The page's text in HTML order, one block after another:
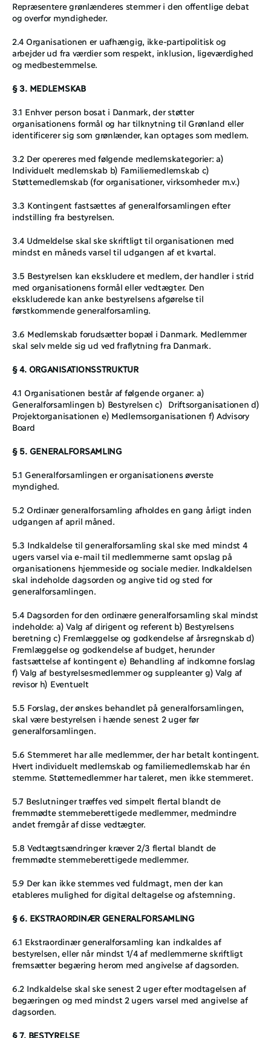
Repræsentere grønlænderes stemmer i den offentlige debat
og overfor myndigheder.
2.4 Organisationen er uafhængig, ikke-partipolitisk og
arbejder ud fra værdier som respekt, inklusion, ligeværdighed
og medbestemmelse.
§ 3. MEDLEMSKAB
3.1 Enhver person bosat i Danmark, der støtter
organisationens formål og har tilknytning til Grønland eller
identificerer sig som grønlænder, kan optages som medlem.
3.2 Der opereres med følgende medlemskategorier: a)
Individuelt medlemskab b) Familiemedlemskab c)
Støttemedlemskab (for organisationer, virksomheder m.v.)
3.3 Kontingent fastsættes af generalforsamlingen efter
indstilling fra bestyrelsen.
3.4 Udmeldelse skal ske skriftligt til organisationen med
mindst en måneds varsel til udgangen af et kvartal.
3.5 Bestyrelsen kan ekskludere et medlem, der handler i strid
med organisationens formål eller vedtægter. Den
ekskluderede kan anke bestyrelsens afgørelse til
førstkommende generalforsamling.
3.6 Medlemskab forudsætter bopæl i Danmark. Medlemmer
skal selv melde sig ud ved fraflytning fra Danmark.
§ 4. ORGANISATIONSSTRUKTUR
4.1 Organisationen består af følgende organer: a)
Generalforsamlingen b) Bestyrelsen c)  Driftsorganisationen d)
Projektorganisationen e) Medlemsorganisationen f) Advisory
Board
§ 5. GENERALFORSAMLING
5.1 Generalforsamlingen er organisationens øverste
myndighed.
5.2 Ordinær generalforsamling afholdes en gang årligt inden
udgangen af april måned.
5.3 Indkaldelse til generalforsamling skal ske med mindst 4
ugers varsel via e-mail til medlemmerne samt opslag på
organisationens hjemmeside og sociale medier. Indkaldelsen
skal indeholde dagsorden og angive tid og sted for
generalforsamlingen.
5.4 Dagsorden for den ordinære generalforsamling skal mindst
indeholde: a) Valg af dirigent og referent b) Bestyrelsens
beretning c) Fremlæggelse og godkendelse af årsregnskab d)
Fremlæggelse og godkendelse af budget, herunder
fastsættelse af kontingent e) Behandling af indkomne forslag
f) Valg af bestyrelsesmedlemmer og suppleanter g) Valg af
revisor h) Eventuelt
5.5 Forslag, der ønskes behandlet på generalforsamlingen,
skal være bestyrelsen i hænde senest 2 uger før
generalforsamlingen.
5.6 Stemmeret har alle medlemmer, der har betalt kontingent.
Hvert individuelt medlemskab og familiemedlemskab har én
stemme. Støttemedlemmer har taleret, men ikke stemmeret.
5.7 Beslutninger træffes ved simpelt flertal blandt de
fremmødte stemmeberettigede medlemmer, medmindre
andet fremgår af disse vedtægter.
5.8 Vedtægtsændringer kræver 2/3 flertal blandt de
fremmødte stemmeberettigede medlemmer.
5.9 Der kan ikke stemmes ved fuldmagt, men der kan
etableres mulighed for digital deltagelse og afstemning.
§ 6. EKSTRAORDINÆR GENERALFORSAMLING
6.1 Ekstraordinær generalforsamling kan indkaldes af
bestyrelsen, eller når mindst 1/4 af medlemmerne skriftligt
fremsætter begæring herom med angivelse af dagsorden.
6.2 Indkaldelse skal ske senest 2 uger efter modtagelsen af
begæringen og med mindst 2 ugers varsel med angivelse af
dagsorden.
§ 7. BESTYRELSE